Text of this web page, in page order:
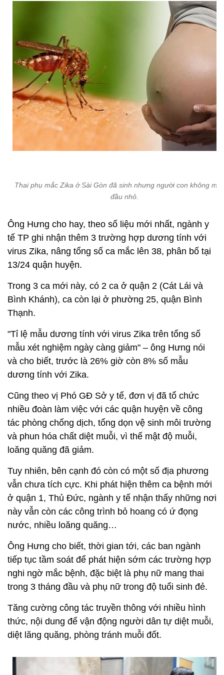
Thai phụ mắc Zika ở Sài Gòn đã sinh nhưng người con không
đầu nhỏ.
Ông Hưng cho hay, theo số liệu mới nhất, ngành y
tế TP ghi nhận thêm 3 trường hợp dương tính với
virus Zika, nâng tổng số ca mắc lên 38, phân bố tại
13/24 quận huyện.
Trong 3 ca mới này, có 2 ca ở quận 2 (Cát Lái và
Bình Khánh), ca còn lại ở phường 25, quận Bình
Thạnh.
"Tỉ lệ mẫu dương tính với virus Zika trên tổng số
mẫu xét nghiệm ngày càng giảm" – ông Hưng nói
và cho biết, trước là 26% giờ còn 8% số mẫu
dương tính với Zika.
Cũng theo vị Phó GĐ Sở y tế, đơn vị đã tổ chức
nhiều đoàn làm việc với các quận huyện về công
tác phòng chống dịch, tổng dọn vệ sinh môi trường
và phun hóa chất diệt muỗi, vì thế mật độ muỗi,
loăng quăng đã giảm.
Tuy nhiên, bên cạnh đó còn có một số địa phương
vẫn chưa tích cực. Khi phát hiện thêm ca bệnh mới
ở quận 1, Thủ Đức, ngành y tế nhận thấy những nơi
này vẫn còn các công trình bỏ hoang có ứ đọng
nước, nhiều loăng quăng…
Ông Hưng cho biết, thời gian tới, các ban ngành
tiếp tục tầm soát để phát hiện sớm các trường hợp
nghi ngờ mắc bệnh, đặc biệt là phụ nữ mang thai
trong 3 tháng đầu và phụ nữ trong độ tuổi sinh đẻ.
Tăng cường công tác truyền thông với nhiều hình
thức, nội dung để vận động người dân tự diệt muỗi,
diệt lăng quăng, phòng tránh muỗi đốt.